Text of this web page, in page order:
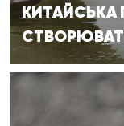
КИТАЙСЬКА